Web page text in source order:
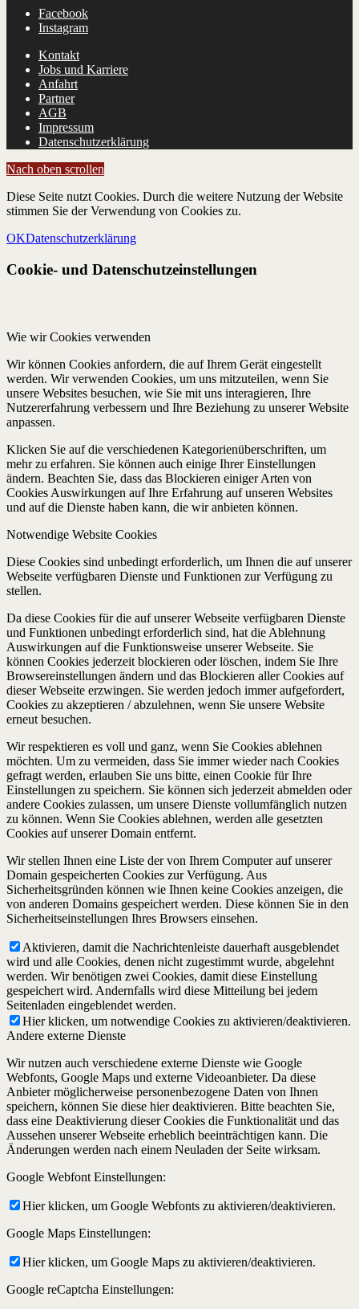
Facebook
Instagram
Kontakt
Jobs und Karriere
Anfahrt
Partner
AGB
Impressum
Datenschutzerklärung
Nach oben scrollen
Diese Seite nutzt Cookies. Durch die weitere Nutzung der Website
stimmen Sie der Verwendung von Cookies zu.
OKDatenschutzerklärung
Cookie- und Datenschutzeinstellungen
Wie wir Cookies verwenden
Wir können Cookies anfordern, die auf Ihrem Gerät eingestellt
werden. Wir verwenden Cookies, um uns mitzuteilen, wenn Sie
unsere Websites besuchen, wie Sie mit uns interagieren, Ihre
Nutzererfahrung verbessern und Ihre Beziehung zu unserer Website
anpassen.
Klicken Sie auf die verschiedenen Kategorienüberschriften, um
mehr zu erfahren. Sie können auch einige Ihrer Einstellungen
ändern. Beachten Sie, dass das Blockieren einiger Arten von
Cookies Auswirkungen auf Ihre Erfahrung auf unseren Websites
und auf die Dienste haben kann, die wir anbieten können.
Notwendige Website Cookies
Diese Cookies sind unbedingt erforderlich, um Ihnen die auf unserer
Webseite verfügbaren Dienste und Funktionen zur Verfügung zu
stellen.
Da diese Cookies für die auf unserer Webseite verfügbaren Dienste
und Funktionen unbedingt erforderlich sind, hat die Ablehnung
Auswirkungen auf die Funktionsweise unserer Webseite. Sie
können Cookies jederzeit blockieren oder löschen, indem Sie Ihre
Browsereinstellungen ändern und das Blockieren aller Cookies auf
dieser Webseite erzwingen. Sie werden jedoch immer aufgefordert,
Cookies zu akzeptieren / abzulehnen, wenn Sie unsere Website
erneut besuchen.
Wir respektieren es voll und ganz, wenn Sie Cookies ablehnen
möchten. Um zu vermeiden, dass Sie immer wieder nach Cookies
gefragt werden, erlauben Sie uns bitte, einen Cookie für Ihre
Einstellungen zu speichern. Sie können sich jederzeit abmelden oder
andere Cookies zulassen, um unsere Dienste vollumfänglich nutzen
zu können. Wenn Sie Cookies ablehnen, werden alle gesetzten
Cookies auf unserer Domain entfernt.
Wir stellen Ihnen eine Liste der von Ihrem Computer auf unserer
Domain gespeicherten Cookies zur Verfügung. Aus
Sicherheitsgründen können wie Ihnen keine Cookies anzeigen, die
von anderen Domains gespeichert werden. Diese können Sie in den
Sicherheitseinstellungen Ihres Browsers einsehen.
Aktivieren, damit die Nachrichtenleiste dauerhaft ausgeblendet
wird und alle Cookies, denen nicht zugestimmt wurde, abgelehnt
werden. Wir benötigen zwei Cookies, damit diese Einstellung
gespeichert wird. Andernfalls wird diese Mitteilung bei jedem
Seitenladen eingeblendet werden.
Hier klicken, um notwendige Cookies zu aktivieren/deaktivieren.
Andere externe Dienste
Wir nutzen auch verschiedene externe Dienste wie Google
Webfonts, Google Maps und externe Videoanbieter. Da diese
Anbieter möglicherweise personenbezogene Daten von Ihnen
speichern, können Sie diese hier deaktivieren. Bitte beachten Sie,
dass eine Deaktivierung dieser Cookies die Funktionalität und das
Aussehen unserer Webseite erheblich beeinträchtigen kann. Die
Änderungen werden nach einem Neuladen der Seite wirksam.
Google Webfont Einstellungen:
Hier klicken, um Google Webfonts zu aktivieren/deaktivieren.
Google Maps Einstellungen:
Hier klicken, um Google Maps zu aktivieren/deaktivieren.
Google reCaptcha Einstellungen: